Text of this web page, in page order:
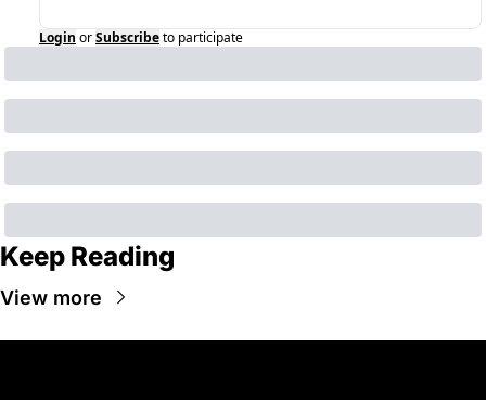
Login orSubscribeto participate
Keep Reading
View more